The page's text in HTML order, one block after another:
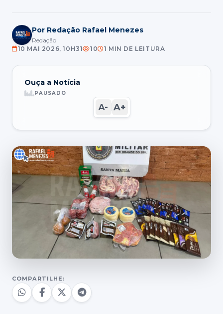
Por Redação Rafael Menezes
Redação
10 MAI 2026, 10H31
10 1 MIN DE LEITURA
Ouça a Notícia
PAUSADO
A- A+
COMPARTILHE: